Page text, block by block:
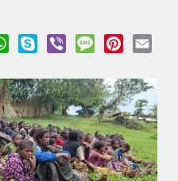
WhatsApp
Skype Viber MessagePinterest